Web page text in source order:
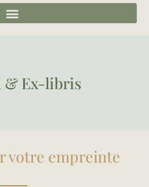
& Ex-libris
votre empreinte